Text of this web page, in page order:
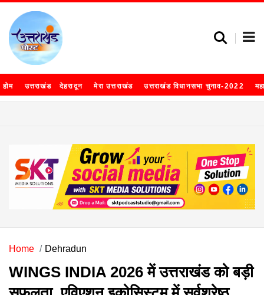
होम उत्तराखंड देहरादून मेरा उत्तराखंड उत्तराखंड विधानसभा चुनाव-2022
Home Dehradun
WINGS INDIA 2026 में उत्तराखंड को बड़ी